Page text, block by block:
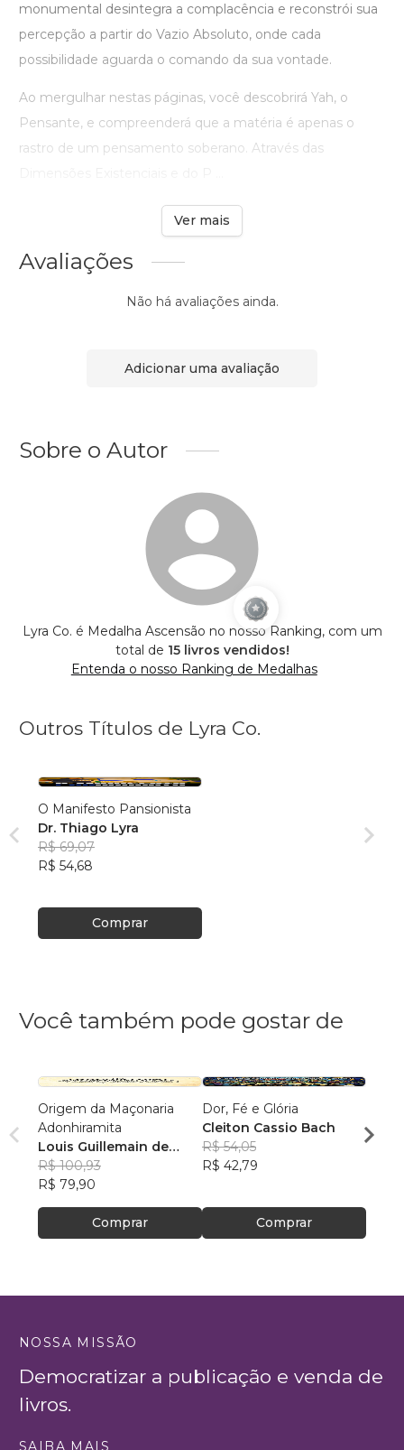
monumental desintegra a complacência e reconstrói sua
percepção a partir do Vazio Absoluto, onde cada
possibilidade aguarda o comando da sua vontade.
Ao mergulhar nestas páginas, você descobrirá Yah, o
Pensante, e compreenderá que a matéria é apenas o
rastro de um pensamento soberano. Através das
Ver mais
Avaliações
Não há avaliações ainda.
Adicionar uma avaliação
Sobre o Autor
Lyra Co. é Medalha Ascensão no nosso Ranking, com um
total de 15 livros vendidos!
Entenda o nosso Ranking de Medalhas
Outros Títulos de Lyra Co.
O Manifesto Pansionista
Dr. Thiago Lyra
R$ 69,07
R$ 54,68
Comprar
Você também pode gostar de
Origem da Maçonaria
Adonhiramita
Louis Guillemain de
Saint-Victor
R$ 100,93
R$ 79,90
Comprar
Dor, Fé e Glória
Cleiton Cassio Bach
R$ 54,05
R$ 42,79
Comprar
NOSSA MISSÃO
Democratizar a publicação e venda de
livros.
SAIBA MAIS